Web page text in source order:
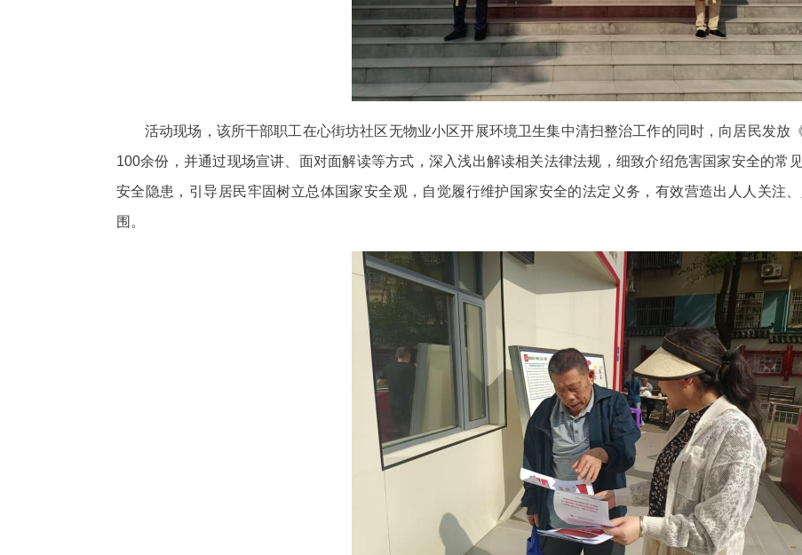
活动现场，该所干部职工在心街坊社区无物业小区开展环境卫生集中清扫整治工作的同时，向居民发放
100余份，并通过现场宣讲、面对面解读等方式，深入浅出解读相关法律法规，细致介绍危害国家安全的常
安全隐患，引导居民牢固树立总体国家安全观，自觉履行维护国家安全的法定义务，有效营造出人人关注
围。